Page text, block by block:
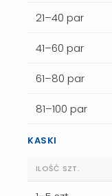
21–40 par
41–60 par
61–80 par
81–100 par
KASKI
ILOŚĆ SZT.